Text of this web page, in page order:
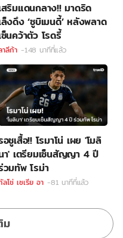
สริมแดนกลาง!! มาดริด
ล็งดึง ‘ซูบิเมนดี้’ หลังพลาด
ซ็นคว้าตัว โรดรี้
าลีก้า -148 นาทีที่แล้ว
อชูเสื้อ!! โรมาโน่ เผย 'โมลิ
า' เตรียมเซ็นสัญญา 4 ปี
วมทัพ โรม่า
ลโช่ เซเรีย อา -81 นาทีที่แล้ว
ม